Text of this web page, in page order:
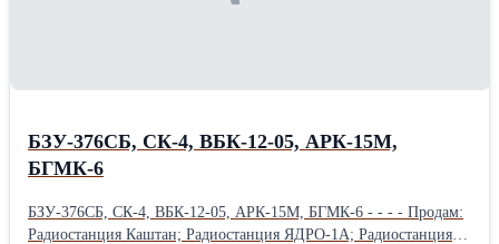
клапан МКВ-251А; клапан МКТ-361А; кран КЭ55-5; клапан
БЗУ-376СБ, СК-4, ВБК-12-05, АРК-15М,
БГМК-6
БЗУ-376СБ, СК-4, ВБК-12-05, АРК-15М, БГМК-6 - - - - Продам:
Радиостанция Каштан; Радиостанция ЯДРО-1А; Радиостанция